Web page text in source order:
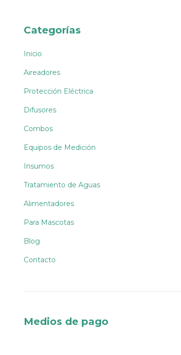
Categorías
Inicio
Aireadores
Protección Eléctrica
Difusores
Combos
Equipos de Medición
Insumos
Tratamiento de Aguas
Alimentadores
Para Mascotas
Blog
Contacto
Medios de pago